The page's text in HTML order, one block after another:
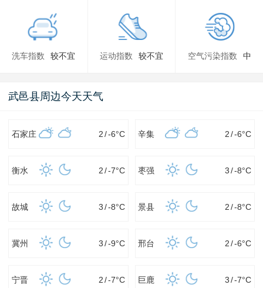
洗车指数 较不宜 运动指数 较不宜 空气污染指数 中
武邑县周边今天天气
石家庄 2/-6°C 辛集 2 /-6°C
衡水 2/-7°C 枣强 3 /-8°C
故城 3/-8°C 景县 2 /-8°C
冀州 3/-9°C 邢台 2 /-6°C
宁晋 2/-7°C 巨鹿 3 /-7°C